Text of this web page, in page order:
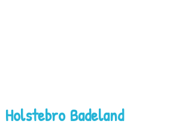
Holstebro Badeland